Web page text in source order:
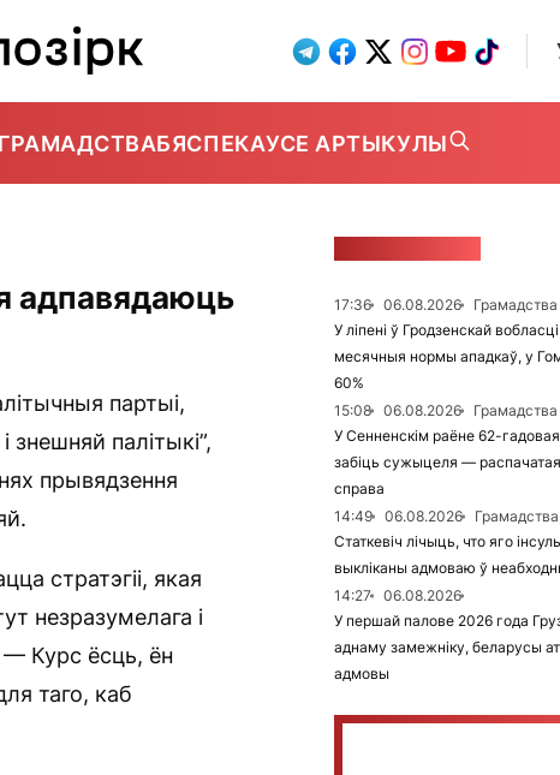
ГРАМАДСТВАБЯСПЕКАУСЕ АРТЫКУЛЫ
адпавядаюць
партыі,
палітыкі”,
прывядзення
стратэгіі, якая
незразумелага і
Курс ёсць, ён
таго, каб
17:36 06.08.2026
Грамадства
У ліпені ў Гродзенскай
месячныя нормы ападкаў, у
60%
15:08
06.08.2026
Грамадства
У Сенненскім раёне 62-
забіць сужыцеля —
справа
14:49
06.08.2026
Статкевіч лічыць, что яго
выкліканы адмоваю ў
14:27
06.08.2026
У першай палове 2026 года
аднаму замежніку, беларусы
адмовы